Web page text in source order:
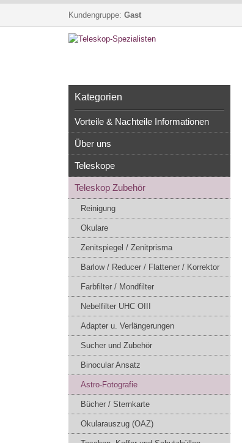
Kundengruppe: Gast
Kategorien
Vorteile & Nachteile Informationen
Über uns
Teleskope
Teleskop Zubehör
Reinigung
Okulare
Zenitspiegel / Zenitprisma
Barlow / Reducer / Flattener / Korrektor
Farbfilter / Mondfilter
Nebelfilter UHC OIII
Adapter u. Verlängerungen
Sucher und Zubehör
Binocular Ansatz
Astro-Fotografie
Bücher / Sternkarte
Okularauszug (OAZ)